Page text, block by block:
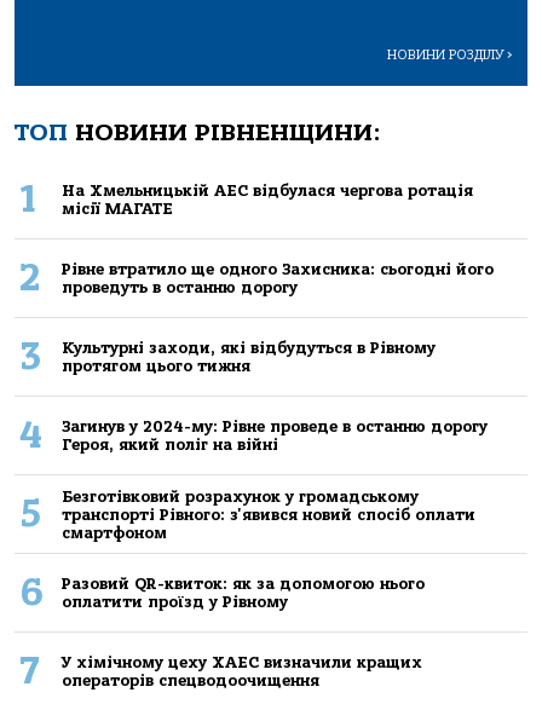
НОВИНИ РОЗДІЛУ>
ТОП НОВИНИ РІВНЕНЩИНИ:
1
На Хмельницькій АЕС відбулася чергова ротація
місії МАГАТЕ
2
Рівне втратило ще одного Захисника: сьогодні його
проведуть в останню дорогу
3
Культурні заходи, які відбудуться в Рівному
протягом цього тижня
4
Загинув у 2024-му: Рівне проведе в останню дорогу
Героя, який поліг на війні
5
Безготівковий розрахунок у громадському
транспорті Рівного: з'явився новий спосіб оплати
смартфоном
6
Разовий QR-квиток: як за допомогою нього
оплатити проїзд у Рівному
7
У хімічному цеху ХАЕС визначили кращих
операторів спецводоочищення